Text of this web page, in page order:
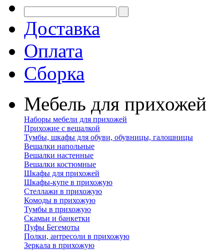
Доставка
Оплата
Сборка
Мебель для прихожей
Наборы мебели для прихожей
Прихожие с вешалкой
Тумбы, шкафы для обуви, обувницы, галошницы
Вешалки напольные
Вешалки настенные
Вешалки костюмные
Шкафы для прихожей
Шкафы-купе в прихожую
Стеллажи в прихожую
Комоды в прихожую
Тумбы в прихожую
Скамьи и банкетки
Пуфы Бегемоты
Полки, антресоли в прихожую
Зеркала в прихожую